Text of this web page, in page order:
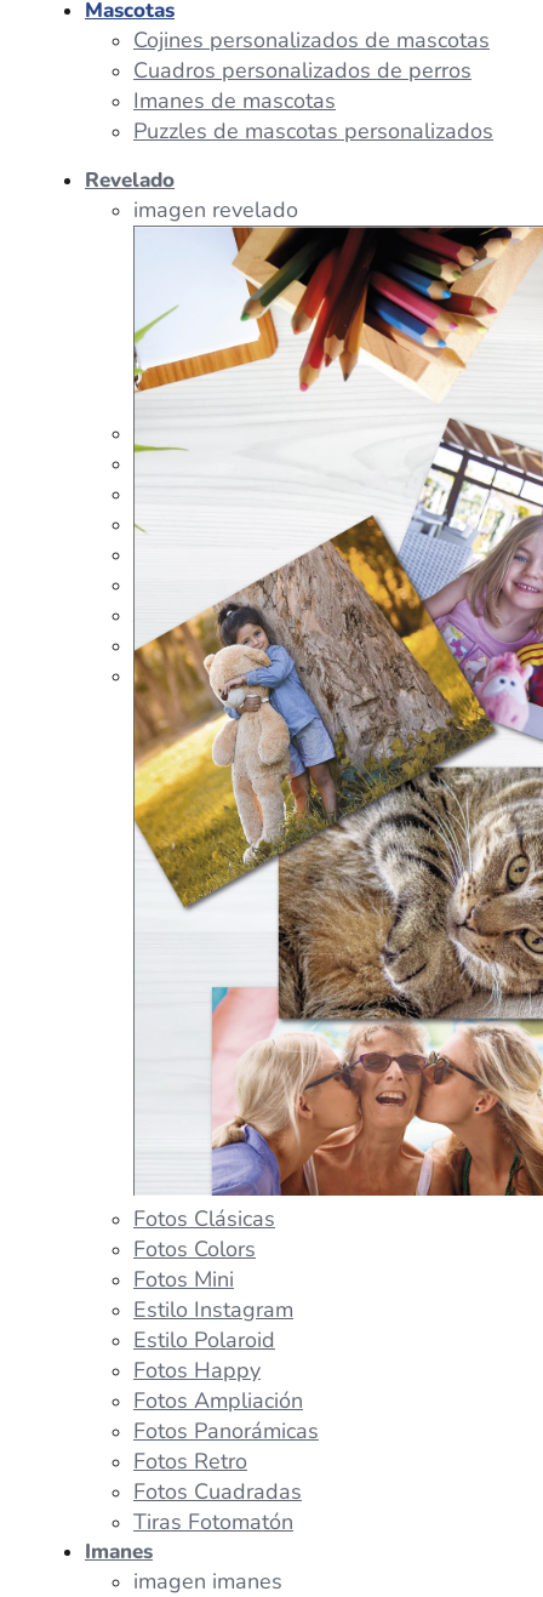
Tazas Personalizadas
Peluches Personalizados
Portalápices Personalizados
Puzles Personalizados
Juegos de Mesa
Alfombrillas Personalizadas
Lámparas LED
Mascotas
Cojines personalizados de mascotas
Cuadros personalizados de perros
Imanes de mascotas
Puzzles de mascotas personalizados
Revelado
imagen revelado
Fotos Clásicas
Fotos Colors
Fotos Mini
Estilo Instagram
Estilo Polaroid
Fotos Happy
Fotos Ampliación
Fotos Panorámicas
Fotos Retro
Fotos Cuadradas
Tiras Fotomatón
Imanes
imagen imanes